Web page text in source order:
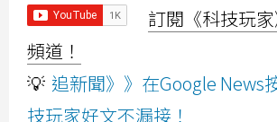
訂閱《科技玩
頻道！
💡 追新聞》》在Google News
技玩家好文不漏接！